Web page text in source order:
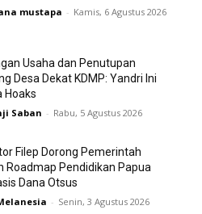
mustapa - Kamis, 6 Agustus 2026
Usaha dan Penutupan
Desa Dekat KDMP: Yandri Ini
Hoaks
Saban - Rabu, 5 Agustus 2026
Filep Dorong Pemerintah
Roadmap Pendidikan Papua
Dana Otsus
- Senin, 3 Agustus 2026